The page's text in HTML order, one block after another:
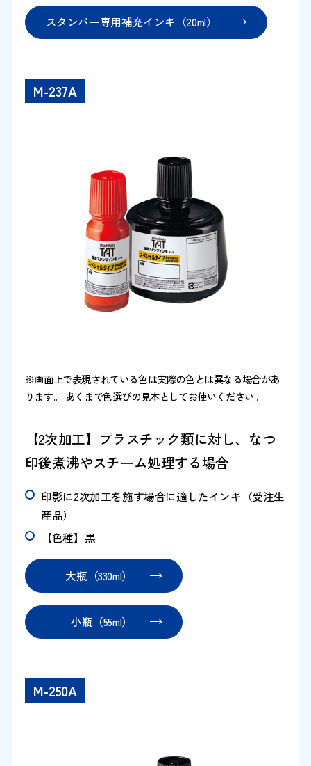
スタンパー専用補充インキ（20ml）
M-237A
※画面上で表現されている色は実際の色とは異なる場合があ
ります。 あくまで色選びの見本としてお使いください。
【2次加工】プラスチック類に対し、なつ
印後煮沸やスチーム処理する場合
印影に2次加工を施す場合に適したインキ（受注生
産品）
【色種】黒
大瓶（330ml）
小瓶（55ml）
M-250A